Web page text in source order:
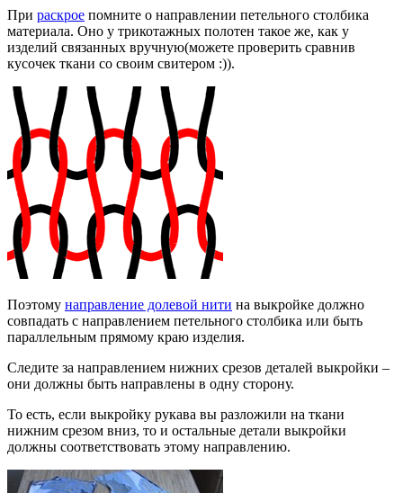
При раскрое помните о направлении петельного столбика
материала. Оно у трикотажных полотен такое же, как у
изделий связанных вручную(можете проверить сравнив
кусочек ткани со своим свитером :)).
Поэтому направление долевой нити на выкройке должно
совпадать с направлением петельного столбика или быть
параллельным прямому краю изделия.
Следите за направлением нижних срезов деталей выкройки –
они должны быть направлены в одну сторону.
То есть, если выкройку рукава вы разложили на ткани
нижним срезом вниз, то и остальные детали выкройки
должны соответствовать этому направлению.